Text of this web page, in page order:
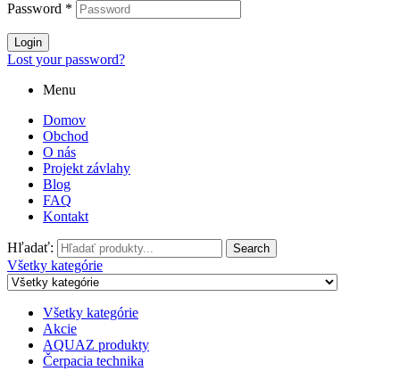
Password *
Login
Lost your password?
Menu
Domov
Obchod
O nás
Projekt závlahy
Blog
FAQ
Kontakt
Hľadať: Search
Všetky kategórie
Všetky kategórie
Akcie
AQUAZ produkty
Čerpacia technika